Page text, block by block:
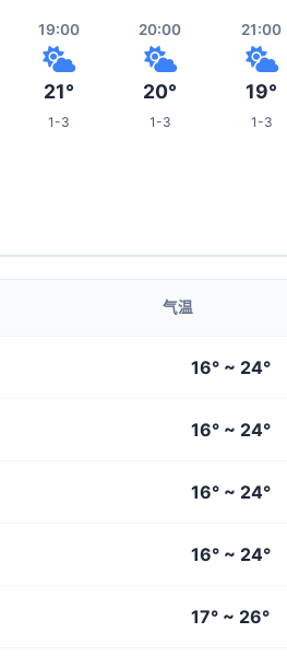
19:00
21°
1-3
20:00
20°
1-3
21:00
19°
1-3
1-3 1-3 1-3
气温
16° ~ 24°
16° ~ 24°
16° ~ 24°
16° ~ 24°
17° ~ 26°